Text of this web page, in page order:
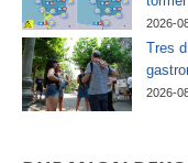
2026-
Tres
2026-